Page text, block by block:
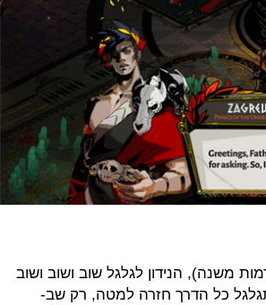
משנה), הנידון לגלגל שוב ושוב ושוב
כל הדרך חזרה למטה, רק שב-